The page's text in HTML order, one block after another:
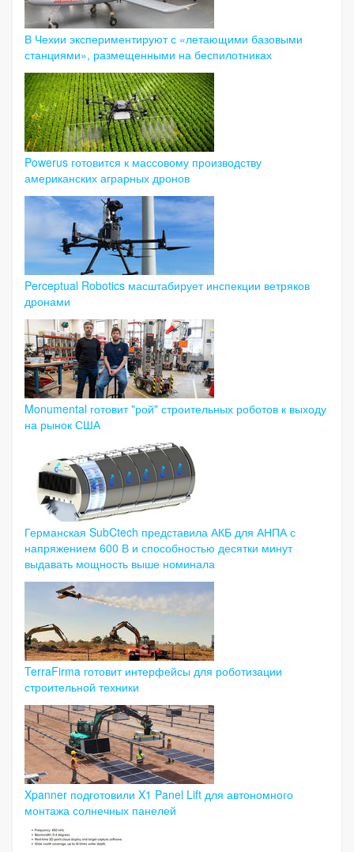
В Чехии экспериментируют с «летающими базовыми
станциями», размещенными на беспилотниках
Powerus готовится к массовому производству
американских аграрных дронов
Perceptual Robotics масштабирует инспекции ветряков
дронами
Monumental готовит "рой" строительных роботов к выходу
на рынок США
Германская SubCtech представила АКБ для АНПА с
напряжением 600 В и способностью десятки минут
выдавать мощность выше номинала
TerraFirma готовит интерфейсы для роботизации
строительной техники
Xpanner подготовили X1 Panel Lift для автономного
монтажа солнечных панелей